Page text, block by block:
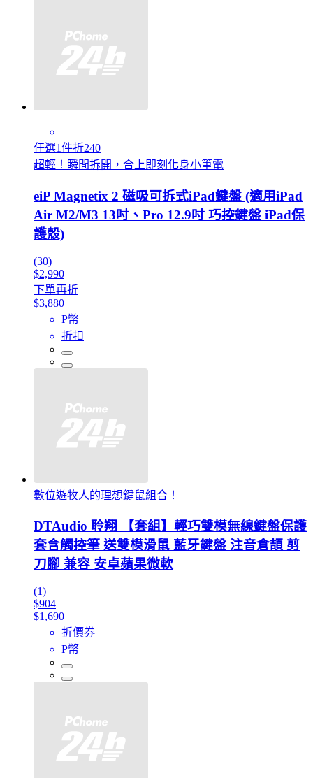
任選1件折240
超輕！瞬間拆開，合上即刻化身小筆電
eiP Magnetix 2 磁吸可拆式iPad鍵盤 (適用iPad
Air M2/M3 13吋、Pro 12.9吋 巧控鍵盤 iPad保
護殼)
(30)
$2,990
下單再折
$3,880
P幣
折扣
數位遊牧人的理想鍵鼠組合！
DTAudio 聆翔 【套組】輕巧雙模無線鍵盤保護
套含觸控筆 送雙模滑鼠 藍牙鍵盤 注音倉頡 剪
刀腳 兼容 安卓蘋果微軟
(1)
$904
$1,690
折價券
P幣